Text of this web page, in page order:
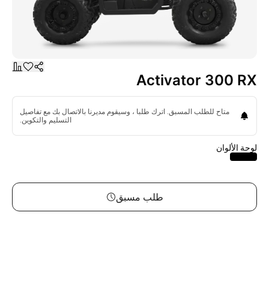
Activator 300 RX
متاح للطلب المسبق. اترك طلبا ، وسيقوم مديرنا بالاتصال بك مع تفاصيل
التسليم والتكوين.
لوحة الألوان
طلب مسبق